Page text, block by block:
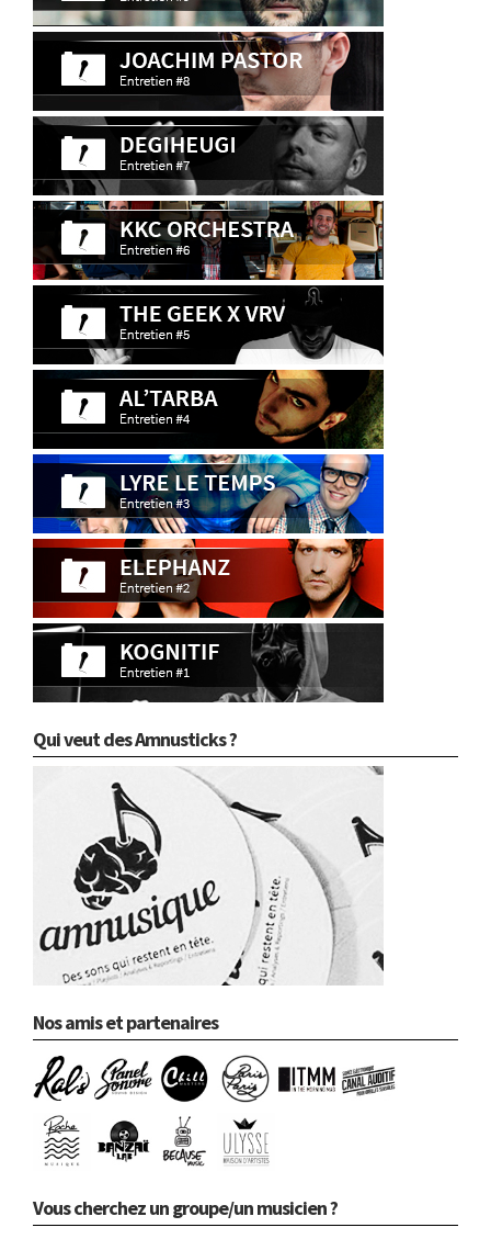
Qui veut des Amnusticks ?
Nos amis et partenaires
Vous cherchez un groupe/un musicien ?